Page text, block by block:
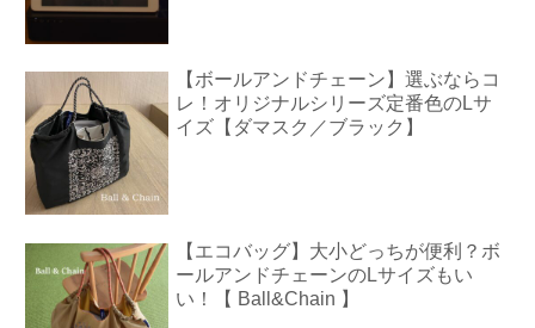
【ボールアンドチェーン】選ぶならコ
レ！オリジナルシリーズ定番色のLサ
イズ【ダマスク／ブラック】
【エコバッグ】大小どっちが便利？ボ
ールアンドチェーンのLサイズもい
い！【 Ball&Chain 】